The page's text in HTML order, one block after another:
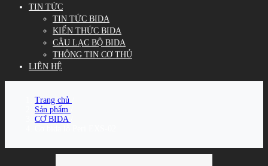
TIN TỨC
TIN TỨC BIDA
KIẾN THỨC BIDA
CÂU LẠC BỘ BIDA
THÔNG TIN CƠ THỦ
LIÊN HỆ
Trang chủ
Sản phẩm
CƠ BIDA